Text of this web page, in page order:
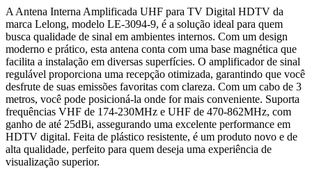
A Antena Interna Amplificada UHF para TV Digital HDTV da
marca Lelong, modelo LE-3094-9, é a solução ideal para quem
busca qualidade de sinal em ambientes internos. Com um design
moderno e prático, esta antena conta com uma base magnética que
facilita a instalação em diversas superfícies. O amplificador de sinal
regulável proporciona uma recepção otimizada, garantindo que você
desfrute de suas emissões favoritas com clareza. Com um cabo de 3
metros, você pode posicioná-la onde for mais conveniente. Suporta
frequências VHF de 174-230MHz e UHF de 470-862MHz, com
ganho de até 25dBi, assegurando uma excelente performance em
HDTV digital. Feita de plástico resistente, é um produto novo e de
alta qualidade, perfeito para quem deseja uma experiência de
visualização superior.